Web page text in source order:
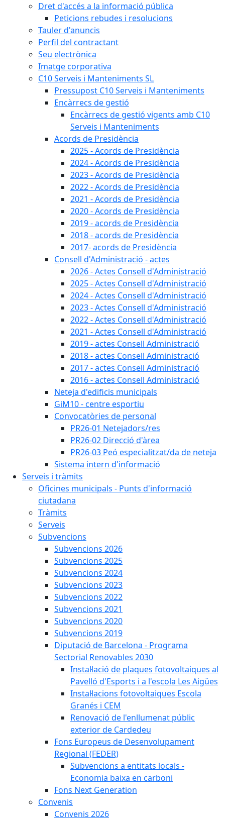
Dret d'accés a la informació pública
Peticions rebudes i resolucions
Tauler d'anuncis
Perfil del contractant
Seu electrònica
Imatge corporativa
C10 Serveis i Manteniments SL
Pressupost C10 Serveis i Manteniments
Encàrrecs de gestió
Encàrrecs de gestió vigents amb C10
Serveis i Manteniments
Acords de Presidència
2025 - Acords de Presidència
2024 - Acords de Presidència
2023 - Acords de Presidència
2022 - Acords de Presidència
2021 - Acords de Presidència
2020 - Acords de Presidència
2019 - acords de Presidència
2018 - acords de Presidència
2017- acords de Presidència
Consell d'Administració - actes
2026 - Actes Consell d'Administració
2025 - Actes Consell d'Administració
2024 - Actes Consell d'Administració
2023 - Actes Consell d'Administració
2022 - Actes Consell d'Administració
2021 - Actes Consell d'Administració
2019 - actes Consell Administració
2018 - actes Consell Administració
2017 - actes Consell Administració
2016 - actes Consell Administració
Neteja d'edificis municipals
GiM10 - centre esportiu
Convocatòries de personal
PR26-01 Netejadors/res
PR26-02 Direcció d'àrea
PR26-03 Peó especialitzat/da de neteja
Sistema intern d'informació
Serveis i tràmits
Oficines municipals - Punts d'informació
ciutadana
Tràmits
Serveis
Subvencions
Subvencions 2026
Subvencions 2025
Subvencions 2024
Subvencions 2023
Subvencions 2022
Subvencions 2021
Subvencions 2020
Subvencions 2019
Diputació de Barcelona - Programa
Sectorial Renovables 2030
Instal·lació de plaques fotovoltaiques al
Pavelló d'Esports i a l'escola Les Aigües
Instal·lacions fotovoltaiques Escola
Granés i CEM
Renovació de l'enllumenat públic
exterior de Cardedeu
Fons Europeus de Desenvolupament
Regional (FEDER)
Subvencions a entitats locals -
Economia baixa en carboni
Fons Next Generation
Convenis
Convenis 2026